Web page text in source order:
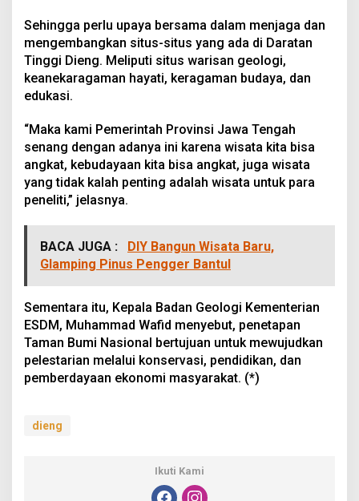
Sehingga perlu upaya bersama dalam menjaga dan
mengembangkan situs-situs yang ada di Daratan
Tinggi Dieng. Meliputi situs warisan geologi,
keanekaragaman hayati, keragaman budaya, dan
edukasi.
“Maka kami Pemerintah Provinsi Jawa Tengah
senang dengan adanya ini karena wisata kita bisa
angkat, kebudayaan kita bisa angkat, juga wisata
yang tidak kalah penting adalah wisata untuk para
peneliti,” jelasnya.
BACA JUGA :
DIY Bangun Wisata Baru,
Glamping Pinus Pengger Bantul
Sementara itu, Kepala Badan Geologi Kementerian
ESDM, Muhammad Wafid menyebut, penetapan
Taman Bumi Nasional bertujuan untuk mewujudkan
pelestarian melalui konservasi, pendidikan, dan
pemberdayaan ekonomi masyarakat. (*)
dieng
Ikuti Kami